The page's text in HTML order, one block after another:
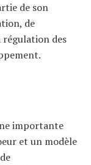
de son
de
régulation des
importante
et un modèle